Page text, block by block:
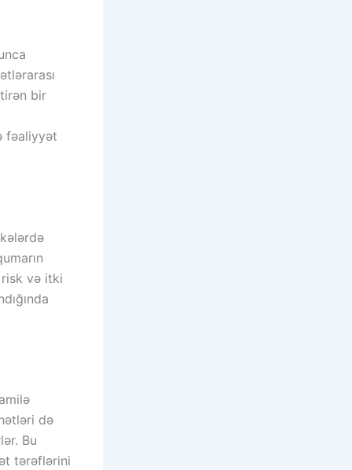
bir
fəaliyyət
risk və itki
də
Bu
tərəflərini